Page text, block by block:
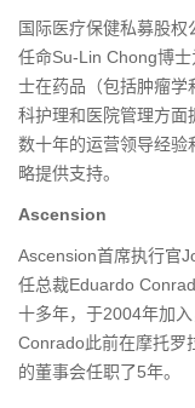
国际医疗保健私募股
任命Su-Lin Chong博
士在药品（包括肿瘤学
科护理和医院管理方面
数十年的运营领导经验
略提供支持。
Ascension
Ascension首席执行官
任总裁Eduardo
十多年，于2004年加
Conrado此前在摩托罗
的董事会任职了5年。